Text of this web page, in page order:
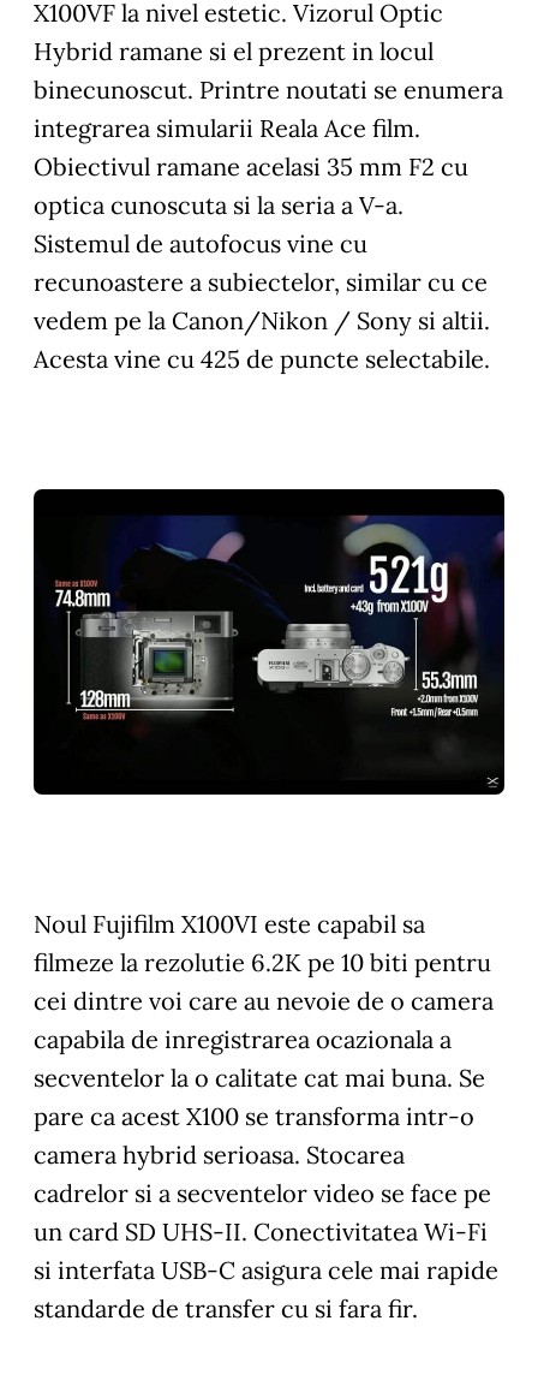
X100VF la nivel estetic. Vizorul Optic
Hybrid ramane si el prezent in locul
binecunoscut. Printre noutati se enumera
integrarea simularii Reala Ace film.
Obiectivul ramane acelasi 35 mm F2 cu
optica cunoscuta si la seria a V-a.
Sistemul de autofocus vine cu
recunoastere a subiectelor, similar cu ce
vedem pe la Canon/Nikon / Sony si altii.
Acesta vine cu 425 de puncte selectabile.
Noul Fujifilm X100VI este capabil sa
filmeze la rezolutie 6.2K pe 10 biti pentru
cei dintre voi care au nevoie de o camera
capabila de inregistrarea ocazionala a
secventelor la o calitate cat mai buna. Se
pare ca acest X100 se transforma intr-o
camera hybrid serioasa. Stocarea
cadrelor si a secventelor video se face pe
un card SD UHS-II. Conectivitatea Wi-Fi
si interfata USB-C asigura cele mai rapide
standarde de transfer cu si fara fir.